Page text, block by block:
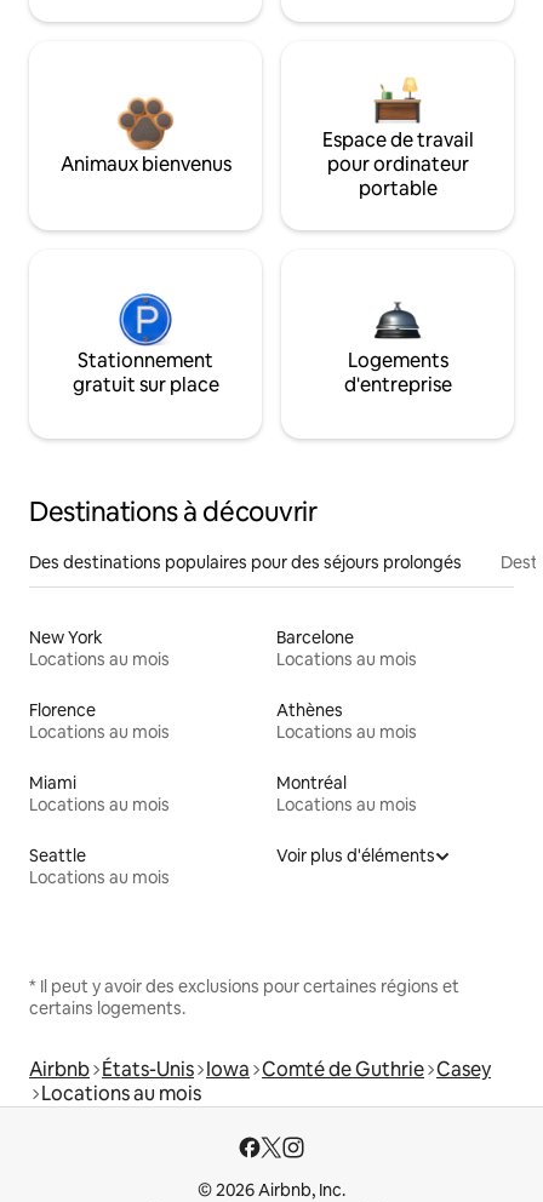
Animaux bienvenus
Espace de travail
pour ordinateur
portable
Stationnement
gratuit sur place
Logements
d'entreprise
Destinations à découvrir
Des destinations populaires pour des séjours prolongés
New York
Locations au mois
Barcelone
Locations au mois
Florence
Locations au mois
Athènes
Locations au mois
Miami
Locations au mois
Montréal
Locations au mois
Seattle
Locations au mois
Voir plus d'éléments
* Il peut y avoir des exclusions pour certaines régions et
certains logements.
Airbnb États-Unis Iowa Comté de Guthrie Casey
Locations au mois
© 2026 Airbnb, Inc.